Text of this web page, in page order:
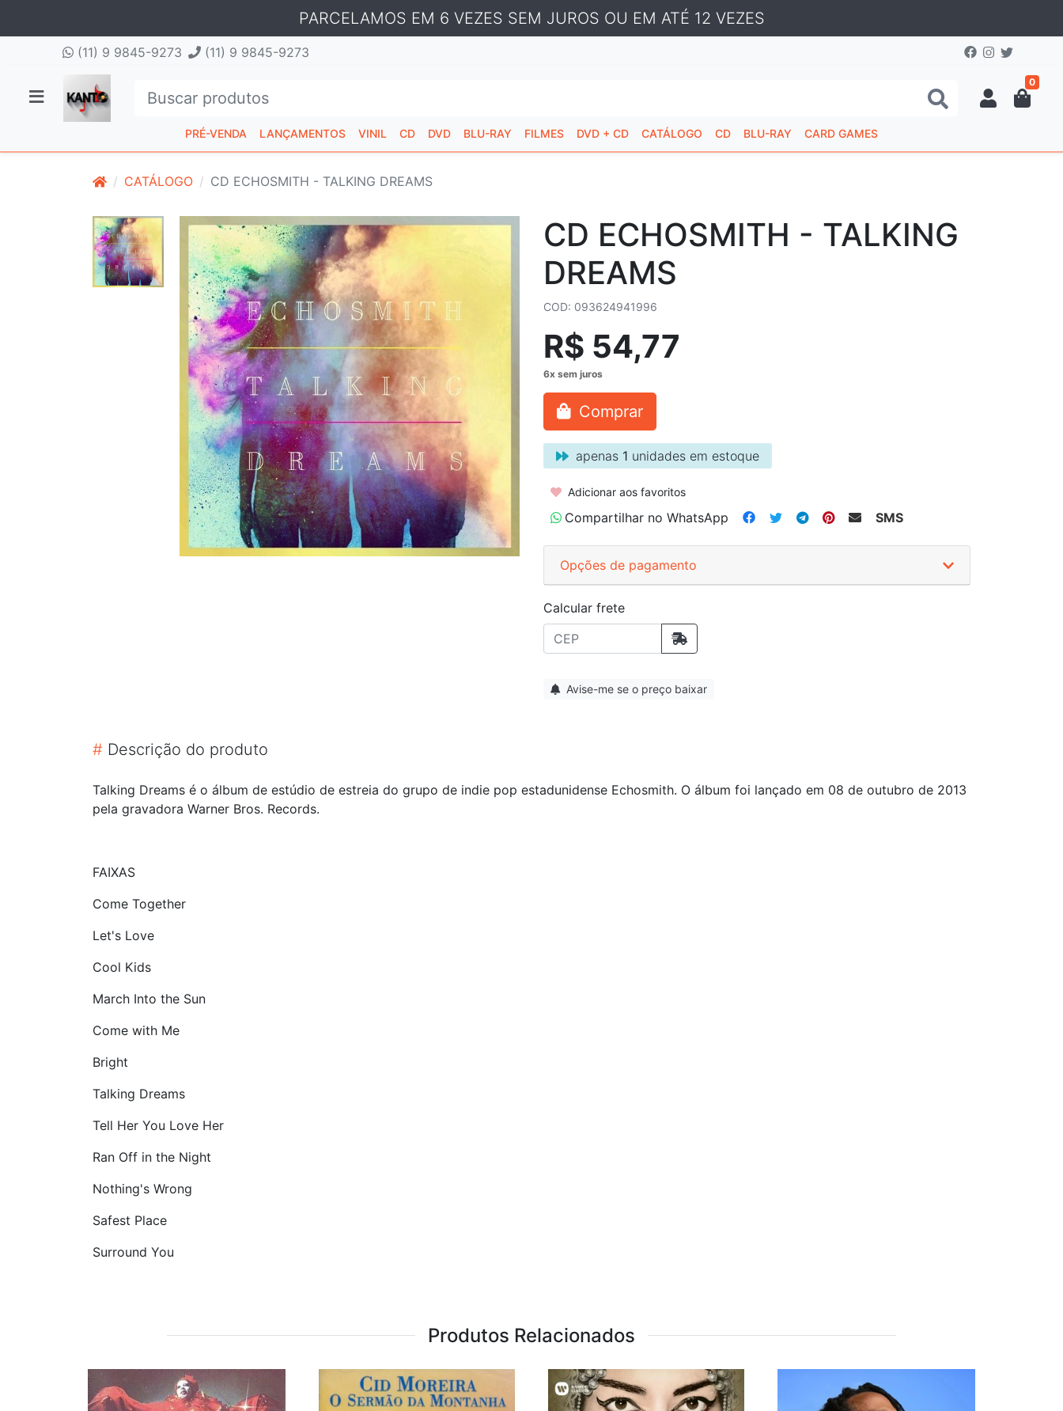
PARCELAMOS EM 6 VEZES SEM JUROS OU EM ATÉ 12 VEZES
(11) 9 9845-9273 (11) 9 9845-9273
0
PRÉ-VENDA LANÇAMENTOS VINIL CD DVD BLU-RAY FILMES DVD + CD CATÁLOGO CD BLU-RAY CARD GAMES
CATÁLOGO CD ECHOSMITH - TALKING DREAMS
CD ECHOSMITH - TALKING
DREAMS
COD: 093624941996
R$ 54,77
Comprar
apenas 1 unidades em estoque
Adicionar aos favoritos
Compartilhar no WhatsApp SMS
Opções de pagamento
Calcular frete
Avise-me se o preço baixar
# Descrição do produto
Talking Dreams é o álbum de estúdio de estreia do grupo de indie pop estadunidense Echosmith. O álbum foi lançado em 08 de outubro de 2013
pela gravadora Warner Bros. Records.
FAIXAS
Come Together
Let's Love
Cool Kids
March Into the Sun
Come with Me
Bright
Talking Dreams
Tell Her You Love Her
Ran Off in the Night
Nothing's Wrong
Safest Place
Surround You
Produtos Relacionados